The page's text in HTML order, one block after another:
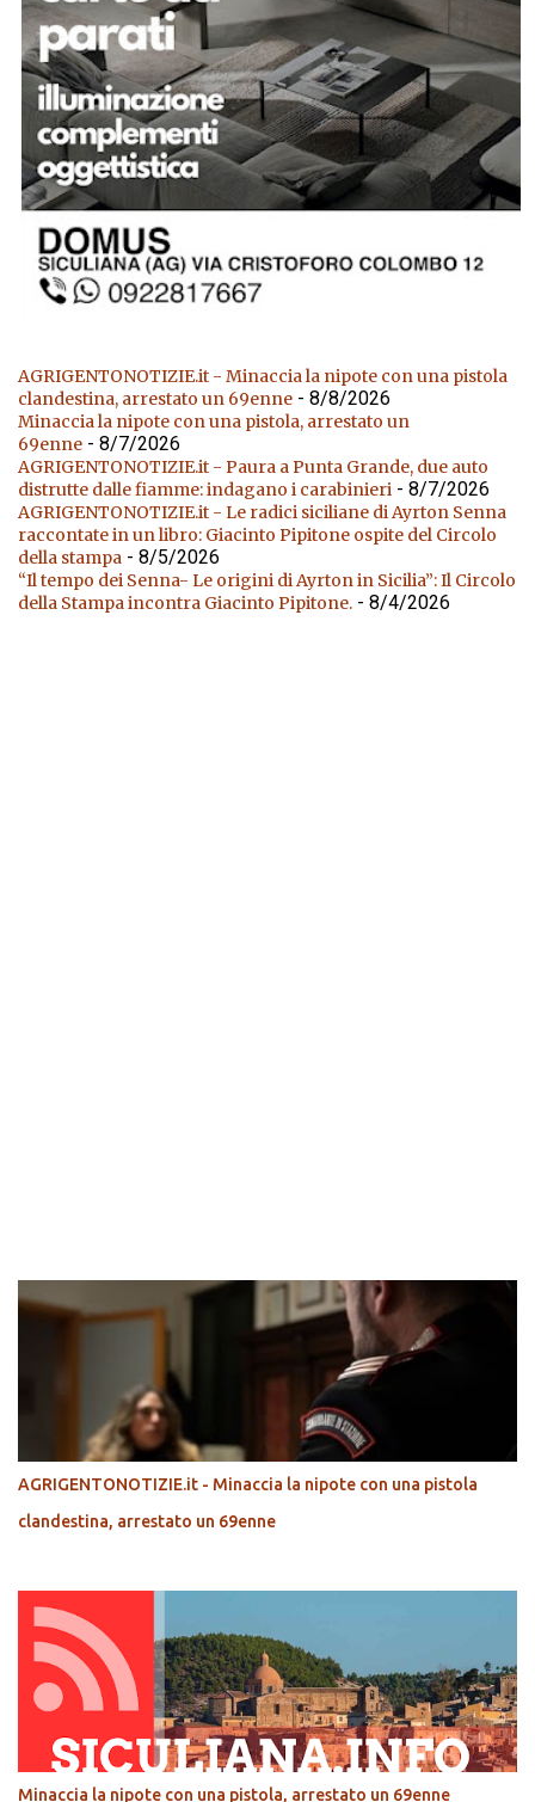
AGRIGENTONOTIZIE.it - Minaccia la nipote con una pistola
clandestina, arrestato un 69enne - 8/8/2026
Minaccia la nipote con una pistola, arrestato un
69enne - 8/7/2026
AGRIGENTONOTIZIE.it - Paura a Punta Grande, due auto
distrutte dalle fiamme: indagano i carabinieri - 8/7/2026
AGRIGENTONOTIZIE.it - Le radici siciliane di Ayrton Senna
raccontate in un libro: Giacinto Pipitone ospite del Circolo
della stampa - 8/5/2026
“Il tempo dei Senna- Le origini di Ayrton in Sicilia”: Il Circolo
della Stampa incontra Giacinto Pipitone. - 8/4/2026
AGRIGENTONOTIZIE.it - Minaccia la nipote con una pistola
clandestina, arrestato un 69enne
Minaccia la nipote con una pistola, arrestato un 69enne